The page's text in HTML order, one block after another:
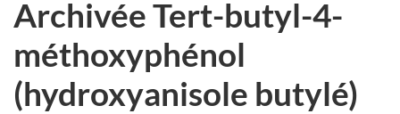
Archivée Tert-butyl-4-
méthoxyphénol
(hydroxyanisole butylé)